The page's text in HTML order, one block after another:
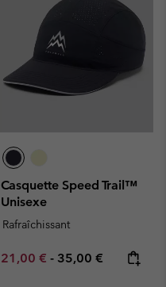
Casquette Speed Trail™
Unisexe
Rafraîchissant
Minimum sale price:
21,00 € - Maximum price:
35,00 €